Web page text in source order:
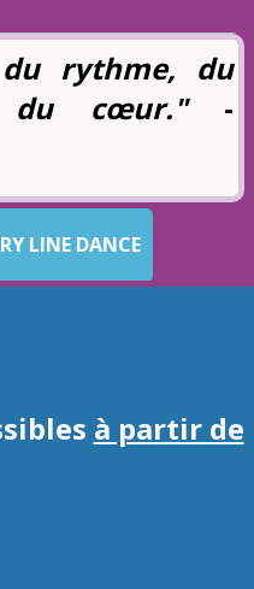
du rythme, du
du cœur." -
LINE DANCE
à partir de